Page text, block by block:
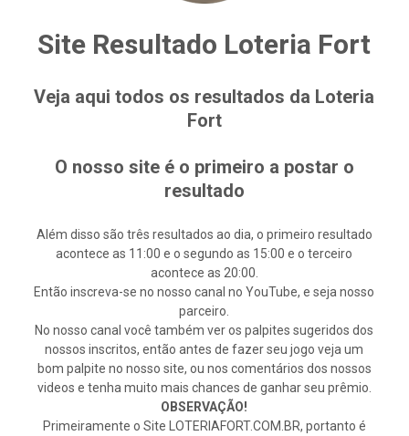
Site Resultado Loteria Fort
Veja aqui todos os resultados da Loteria
Fort
O nosso site é o primeiro a postar o
resultado
Além disso são três resultados ao dia, o primeiro resultado
acontece as 11:00 e o segundo as 15:00 e o terceiro
acontece as 20:00.
Então inscreva-se no nosso canal no YouTube, e seja nosso
parceiro.
No nosso canal você também ver os palpites sugeridos dos
nossos inscritos, então antes de fazer seu jogo veja um
bom palpite no nosso site, ou nos comentários dos nossos
videos e tenha muito mais chances de ganhar seu prêmio.
OBSERVAÇÃO!
Primeiramente o Site LOTERIAFORT.COM.BR, portanto é